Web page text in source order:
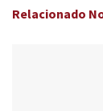
Relacionado